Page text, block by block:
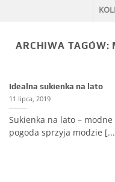
ARCHIWA TAGÓW:
Idealna sukienka na lato
11 lipca, 2019
Sukienka na lato –
pogoda sprzyja modzie